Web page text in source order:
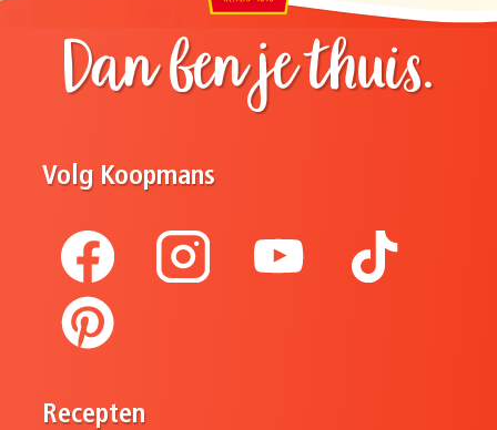
Dan ben je thuis.
Volg Koopmans
Recepten